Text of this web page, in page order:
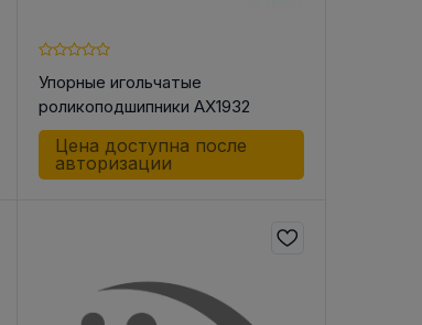
Упорные игольчатые
роликоподшипники AX1932
Цена доступна после
авторизации